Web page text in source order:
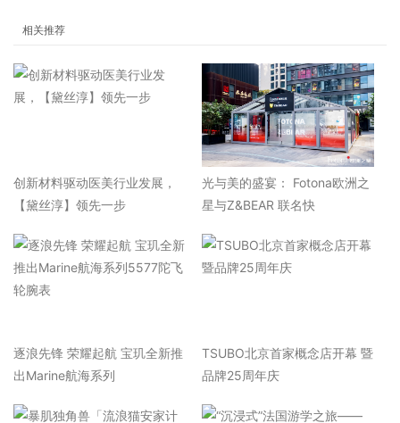
相关推荐
​创新材料驱动医美行业发展，
【黛丝淳】领先一步
光与美的盛宴： Fotona欧洲之
星与Z&BEAR 联名快
逐浪先锋 荣耀起航 宝玑全新推
出Marine航海系列
TSUBO北京首家概念店开幕 暨
品牌25周年庆